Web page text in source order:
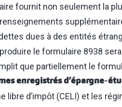
fournit non seulement la
dues à des entités
le formulaire 8938 sera
que partiellement le
enregistrés
libre d’impôt (CELI) et les